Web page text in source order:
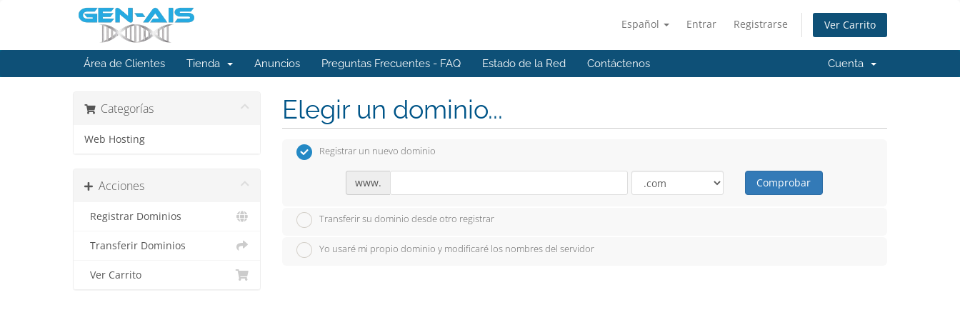
Español Entrar Registrarse Ver Carrito
Área de Clientes Tienda Anuncios Preguntas Frecuentes - FAQ Estado de la Red Contáctenos Cuenta
Categorías
Web Hosting
Acciones
Registrar Dominios
Transferir Dominios
Ver Carrito
Elegir un dominio...
Registrar un nuevo dominio
www. Comprobar
Transferir su dominio desde otro registrar
Yo usaré mi propio dominio y modificaré los nombres del servidor